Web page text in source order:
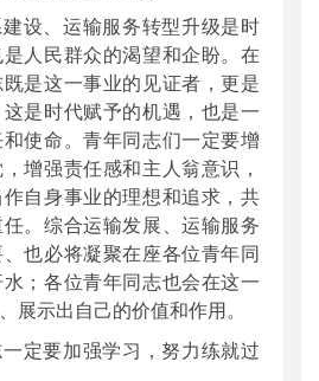
设、运输服务转型升级是时
人民群众的渴望和企盼。在
是这一事业的见证者，更是
是时代赋予的机遇，也是一
使命。青年同志们一定要增
增强责任感和主人翁意识，
自身事业的理想和追求，共
。综合运输发展、运输服务
也必将凝聚在座各位青年同
；各位青年同志也会在这一
展示出自己的价值和作用。
定要加强学习，努力练就过